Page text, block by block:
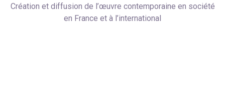
Création et diffusion de l’œuvre contemporaine en société
en France et à l’international